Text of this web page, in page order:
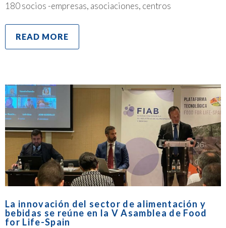
180 socios -empresas, asociaciones, centros
READ MORE
La innovación del sector de alimentación y
bebidas se reúne en la V Asamblea de Food
for Life-Spain